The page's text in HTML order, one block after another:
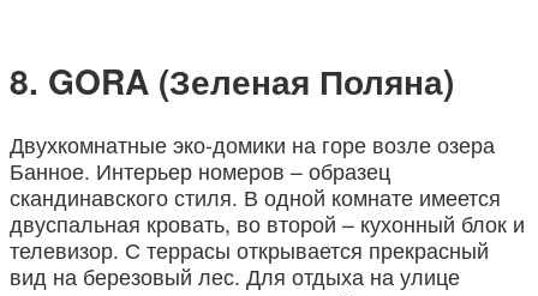
GORA (Зеленая Поляна)
Двухкомнатные эко-домики на горе возле озера
Банное. Интерьер номеров – образец
скандинавского стиля. В одной комнате имеется
двуспальная кровать, во второй – кухонный блок и
телевизор. С террасы открывается прекрасный
вид на березовый лес. Для отдыха на улице